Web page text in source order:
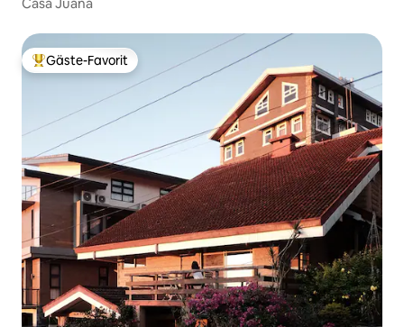
Beliebter Gäste-Favorit.
Gäste-Favorit